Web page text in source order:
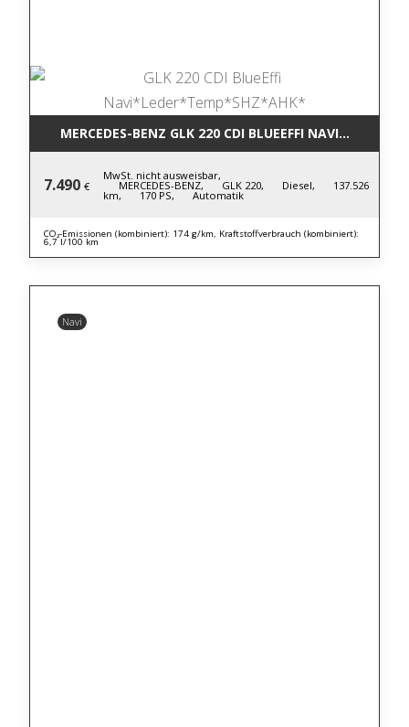
MERCEDES-BENZ GLK 220 CDI
7.490 €
MwSt. nicht ausweisbar,
MERCEDES-BENZ, GLK 220, Diesel, 137.526
km, 170 PS, Automatik
CO₂-Emissionen (kombiniert): 174 g/km, Kraftstoffverbrauch (kombiniert):
6,7 l/100 km
Navi